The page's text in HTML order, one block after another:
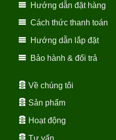
Hướng dẫn đặt hàng
Cách thức thanh toán
Hướng dẫn lắp đặt
Bảo hành & đổi trả
Về chúng tôi
Sản phẩm
Hoạt động
Tư vấn